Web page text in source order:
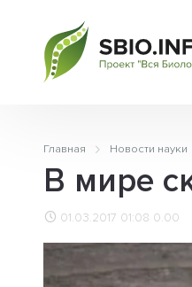
Главная Новости науки
В мире
01.03.2017 01:08 0.00